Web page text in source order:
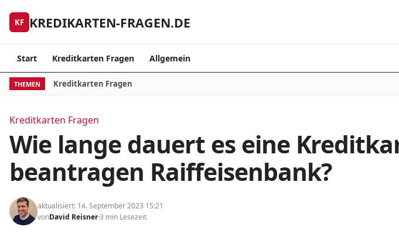
KF KREDIKARTEN-FRAGEN.DE
Start Kreditkarten Fragen Allgemein
THEMEN Kreditkarten Fragen
Kreditkarten Fragen
Wie lange dauert es eine
beantragen Raiffeisenbank?
aktualisiert: 14. September 2023 15:21
vonDavid Reisner3 min Lesezeit